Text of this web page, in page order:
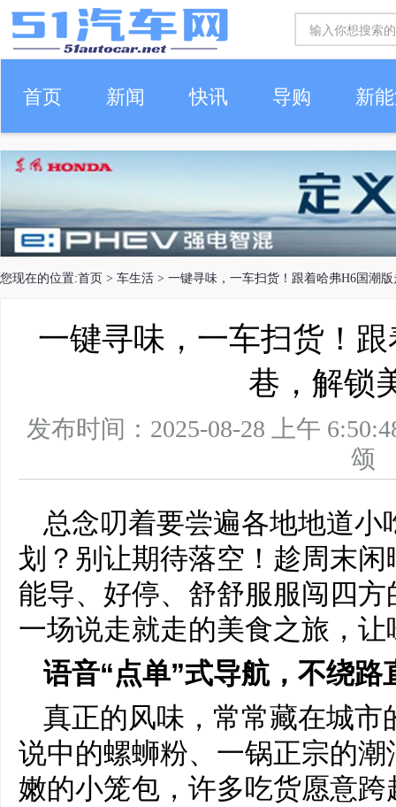
首页 新闻 快讯 导购 新
车生活
您现在的位置:首页 > 车生活 > 一键寻味，一车扫货！跟着哈弗H6国潮
一键寻味，一车扫货！
巷，解锁
发布时间：2025-08-28 上午
总念叨着要尝遍各地地道
划？别让期待落空！趁周末
能导、好停、舒舒服服闯四
一场说走就走的美食之旅，
语音“点单”式导航，不绕路
真正的风味，常常藏在城
说中的螺蛳粉、一锅正宗的
嫩的小笼包，许多吃货愿意